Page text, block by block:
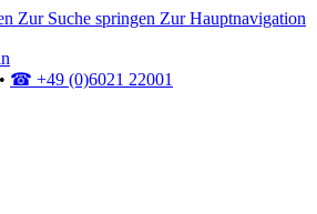
Zur Suche springen Zur Hauptnavigation
• ☎ +49 (0)6021 22001